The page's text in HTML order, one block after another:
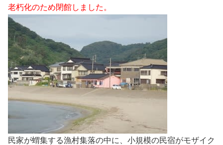
老朽化のため閉館しました。
民家が蝟集する漁村集落の中に、小規模の民宿がモザイク